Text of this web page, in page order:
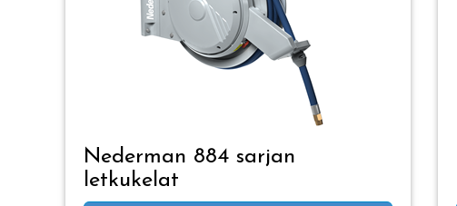
Nederman 884 sarjan
letkukelat